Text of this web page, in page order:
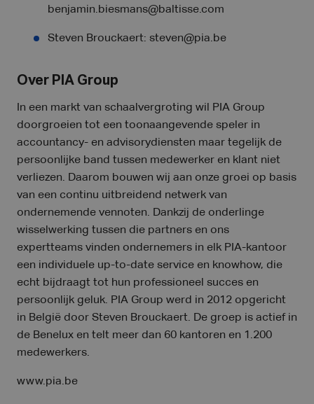
benjamin.biesmans@baltisse.com
Steven Brouckaert: steven@pia.be
Over PIA Group
In een markt van schaalvergroting wil PIA Group
doorgroeien tot een toonaangevende speler in
accountancy- en advisorydiensten maar tegelijk de
persoonlijke band tussen medewerker en klant niet
verliezen. Daarom bouwen wij aan onze groei op basis
van een continu uitbreidend netwerk van
ondernemende vennoten. Dankzij de onderlinge
wisselwerking tussen die partners en ons
expertteams vinden ondernemers in elk PIA-kantoor
een individuele up-to-date service en knowhow, die
echt bijdraagt tot hun professioneel succes en
persoonlijk geluk. PIA Group werd in 2012 opgericht
in België door Steven Brouckaert. De groep is actief in
de Benelux en telt meer dan 60 kantoren en 1.200
medewerkers.
www.pia.be